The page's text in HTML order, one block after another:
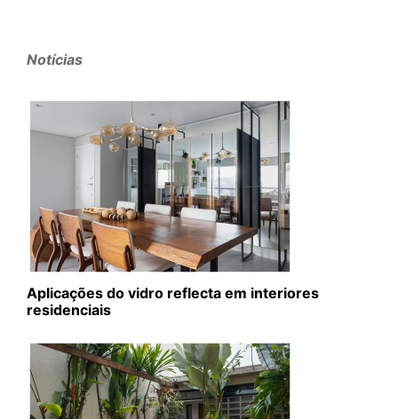
Notícias
Aplicações do vidro reflecta em interiores
residenciais